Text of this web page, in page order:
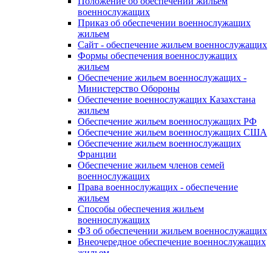
военнослужащих
Приказ об обеспечении военнослужащих
жильем
Сайт - обеспечение жильем военнослужащих
Формы обеспечения военнослужащих
жильем
Обеспечение жильем военнослужащих -
Министерство Обороны
Обеспечение военнослужащих Казахстана
жильем
Обеспечение жильем военнослужащих РФ
Обеспечение жильем военнослужащих США
Обеспечение жильем военнослужащих
Франции
Обеспечение жильем членов семей
военнослужащих
Права военнослужащих - обеспечение
жильем
Способы обеспечения жильем
военнослужащих
ФЗ об обеспечении жильем военнослужащих
Внеочередное обеспечение военнослужащих